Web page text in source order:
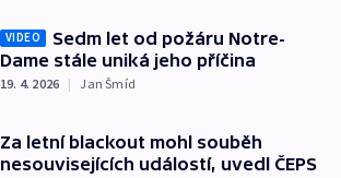
VIDEO
Sedm let od požáru Notre-
Dame stále uniká jeho příčina
19. 4. 2026 | Jan Šmíd
Za letní blackout mohl souběh
nesouvisejících událostí, uvedl ČEPS